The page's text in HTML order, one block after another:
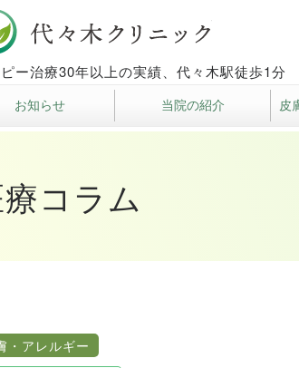
ー治療30年以上の実績、代々木駅徒歩1分
お知らせ 当院の紹介 皮
コラム
・アレルギー